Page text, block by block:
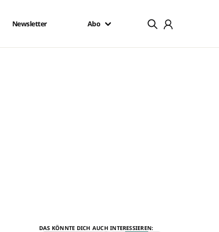
Newsletter Abo
DAS KÖNNTE DICH AUCH INTERESSIEREN: